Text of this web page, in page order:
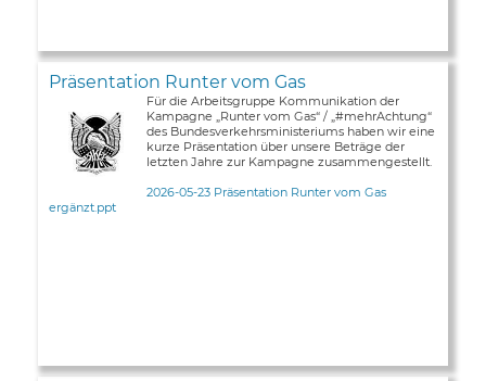
Präsentation Runter vom Gas
Für die Arbeitsgruppe Kommunikation der
Kampagne „Runter vom Gas“ / „#mehrAchtung“
des Bundesverkehrsministeriums haben wir eine
kurze Präsentation über unsere Beträge der
letzten Jahre zur Kampagne zusammengestellt.
2026-05-23 Präsentation Runter vom Gas
ergänzt.ppt